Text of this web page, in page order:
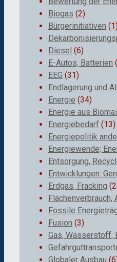
Biogas (2)
Bürgerinitiativen
Diesel (6)
E-Autos, Batterien
EEG (31)
Endlagerung und
Energie (34)
Energie aus
Energiebedarf (13)
Energiepolitik
Energiewende;
Entsorgung,
Entwicklungen:
Erdgas, Fracking
Flächenverbrauch,
Fossile
Fusion (3)
Gas, Wasserstoff,
Globaler Ausbau